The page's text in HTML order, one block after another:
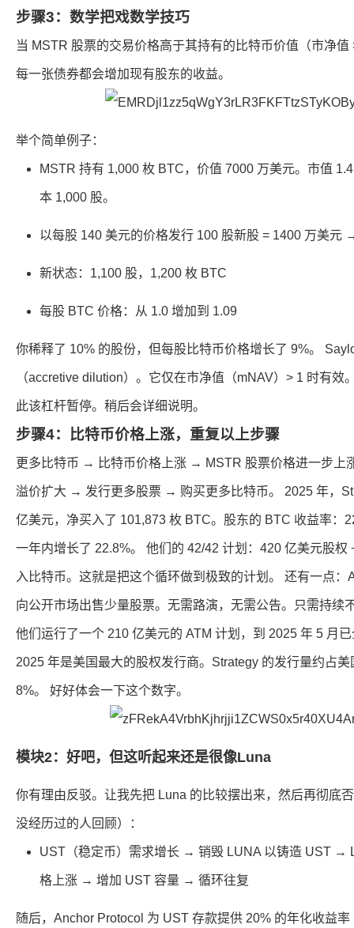
步骤3：数学把戏数学技巧
当 MSTR 股票的交易价格高于其持有的比特币价值（市净
每一张债券都会增加现有股东的收益。
举个简单例子：
MSTR 持有 1,000 枚 BTC，价值 7000 万美元。市值
本 1,000 股。
以每股 140 美元的价格发行 100 股新股 = 1400 万美元
新状态：1,100 股，1,200 枚 BTC
每股 BTC 价格：从 1.0 增加到 1.09
你稀释了 10% 的股份，但每股比特币价格增长了 9%。
（accretive dilution）。它仅在市净值（mNAV）> 1 时有效
此该杠杆暂停。稍后会详细说明。
步骤4：比特币价格上涨，重复以上步骤
更多比特币 → 比特币价格上涨 → MSTR 股票价格进一步上
溢价扩大 → 发行更多股票 → 购买更多比特币。 2025 年，
亿美元，净买入了 101,873 枚 BTC。股东的 BTC 收益率：
一年内增长了 22.8%。 他们的 42/42 计划：420 亿美元股权
入比特币。这就是把这个循环做到极致的计划。 还有一点：
向公开市场出售少量股票。无需路演，无需公告。只需持
他们运行了一个 210 亿美元的 ATM 计划，到 2025 年 5 月
2025 年是美国最大的股权发行商。Strategy 的发行量约占
8%。 好好体会一下这个数字。
模块2：好吧，但这听起来还是很像Luna
你有理由反驳。让我先把 Luna 的比较摆出来，然后再彻底
没经历过的人回顾）：
UST（稳定币）需求增长 → 销毁 LUNA 以铸造 UST →
格上涨 → 增加 UST 容量 → 循环往复
随后，Anchor Protocol 为 UST 存款提供 20% 的年化收益